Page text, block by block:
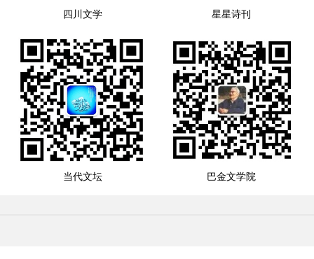
四川文学 星星诗刊
当代文坛 巴金文学院